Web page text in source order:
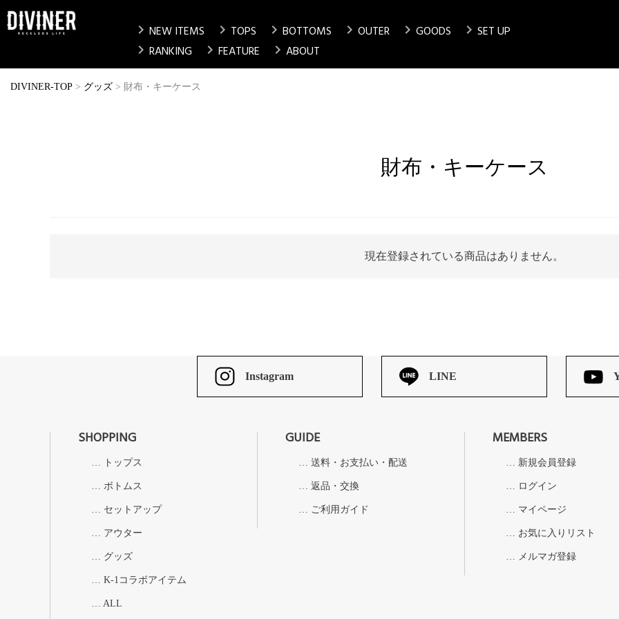
chevron_right NEW ITEMS chevron_right TOPS chevron_right BOTTOMS chevron_right OUTER chevron_right GOODS chevron_right SET UP
chevron_right RANKING chevron_right FEATURE chevron_right ABOUT
DIVINER-TOP グッズ 財布・キーケース
財布・キーケース
現在登録されている商品はありません。
Instagram LINE
SHOPPING
トップス
ボトムス
セットアップ
アウター
グッズ
K-1コラボアイテム
ALL
GUIDE
送料・お支払い・配送
返品・交換
ご利用ガイド
MEMBERS
新規会員登録
ログイン
マイページ
お気に入りリスト
メルマガ登録